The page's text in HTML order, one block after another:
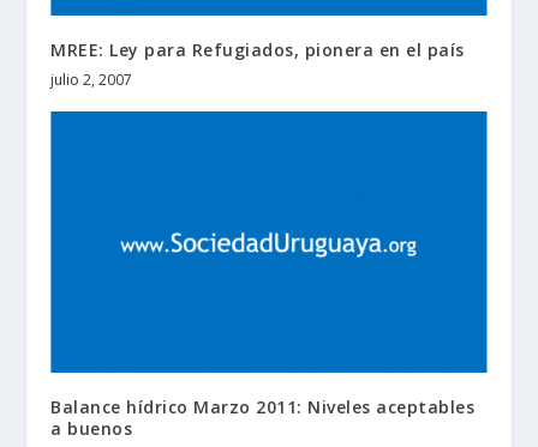
MREE: Ley para Refugiados, pionera en el país
julio 2, 2007
Balance hídrico Marzo 2011: Niveles aceptables
a buenos